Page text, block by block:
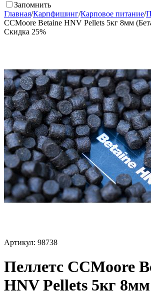
Запомнить
Главная/Карпфишинг/Карповое питание/
CCMoore Betaine HNV Pellets 5кг 8мм
Скидка 25%
Артикул: 98738
Пеллетс CCMoore
HNV Pellets 5кг